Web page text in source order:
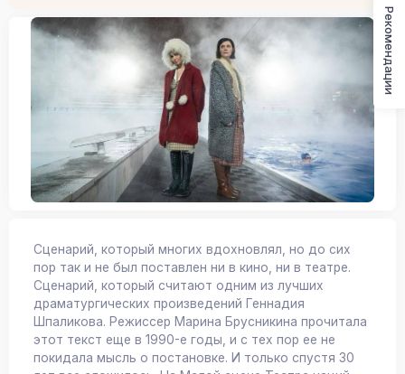
Сценарий, который многих вдохновлял, но до сих
пор так и не был поставлен ни в кино, ни в театре.
Сценарий, который считают одним из лучших
драматургических произведений Геннадия
Шпаликова. Режиссер Марина Брусникина прочитала
этот текст еще в 1990-е годы, и с тех пор ее не
покидала мысль о постановке. И только спустя 30
Рекомендации